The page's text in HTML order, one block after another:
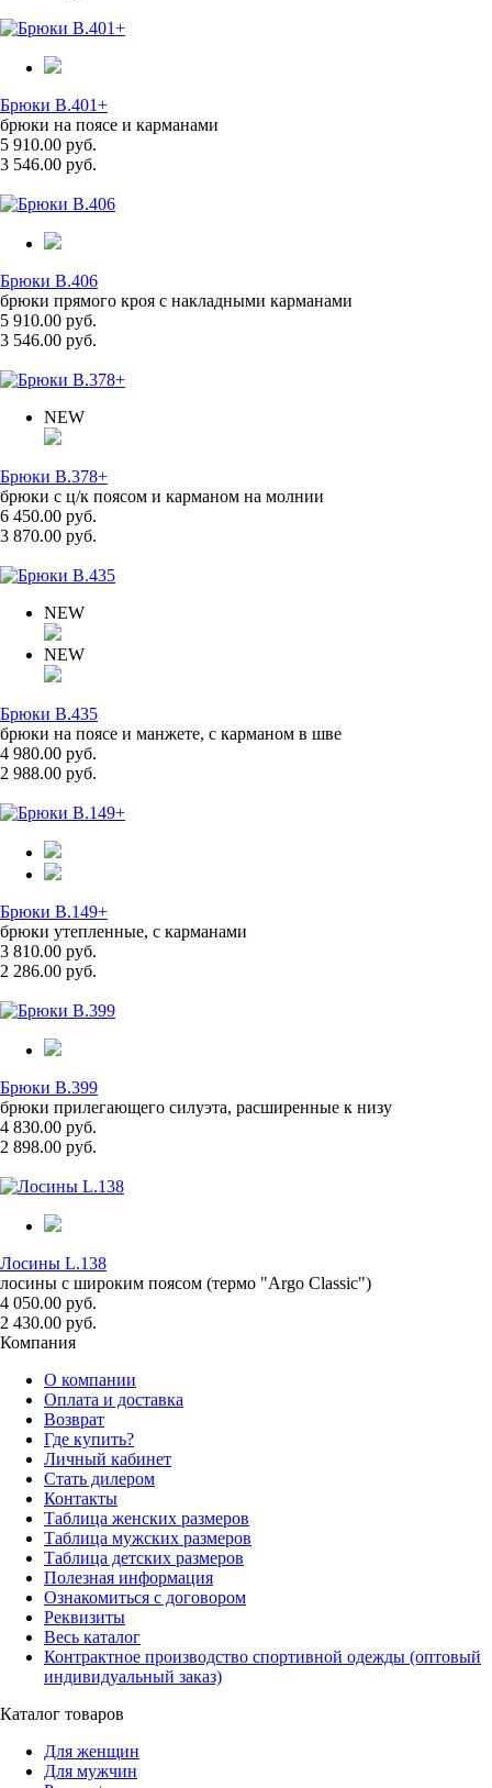
Брюки B.401+
брюки на поясе и карманами
5 910.00 руб.
3 546.00 руб.
Брюки B.406
брюки прямого кроя с накладными карманами
5 910.00 руб.
3 546.00 руб.
NEW
Брюки B.378+
брюки с ц/к поясом и карманом на молнии
6 450.00 руб.
3 870.00 руб.
NEW
NEW
Брюки B.435
брюки на поясе и манжете, с карманом в шве
4 980.00 руб.
2 988.00 руб.
Брюки B.149+
брюки утепленные, с карманами
3 810.00 руб.
2 286.00 руб.
Брюки B.399
брюки прилегающего силуэта, расширенные к низу
4 830.00 руб.
2 898.00 руб.
Лосины L.138
лосины с широким поясом (термо "Argo Classic")
4 050.00 руб.
2 430.00 руб.
Компания
О компании
Оплата и доставка
Возврат
Где купить?
Личный кабинет
Стать дилером
Контакты
Таблица женских размеров
Таблица мужских размеров
Таблица детских размеров
Полезная информация
Ознакомиться с договором
Реквизиты
Весь каталог
Контрактное производство спортивной одежды (оптовый
индивидуальный заказ)
Каталог товаров
Для женщин
Для мужчин